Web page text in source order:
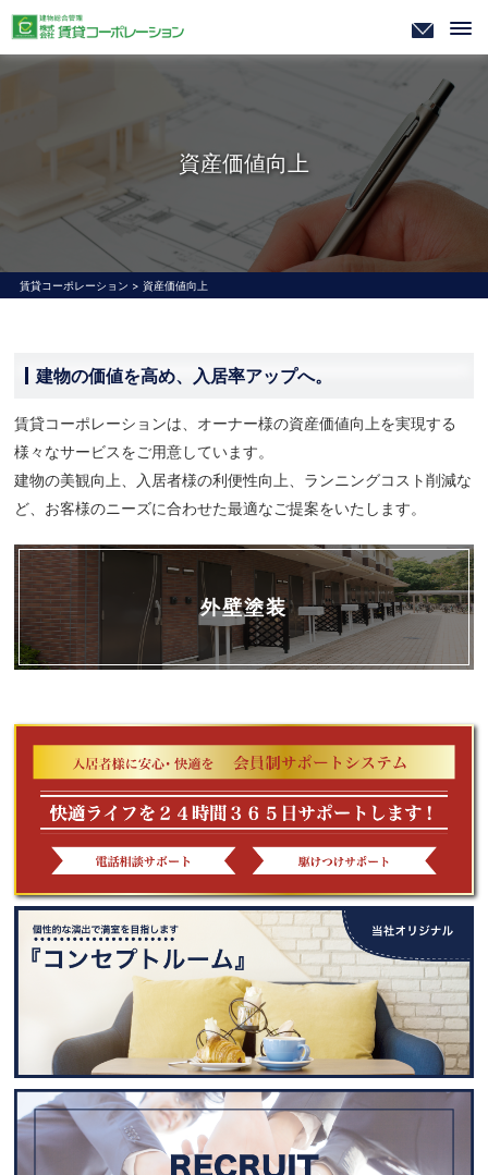
資産価値向上
賃貸コーポレーション > 資産価値向上
建物の価値を高め、入居率アップへ。
賃貸コーポレーションは、オーナー様の資産価値向上を実現する
様々なサービスをご用意しています。
建物の美観向上、入居者様の利便性向上、ランニングコスト削減な
ど、お客様のニーズに合わせた最適なご提案をいたします。
外壁塗装